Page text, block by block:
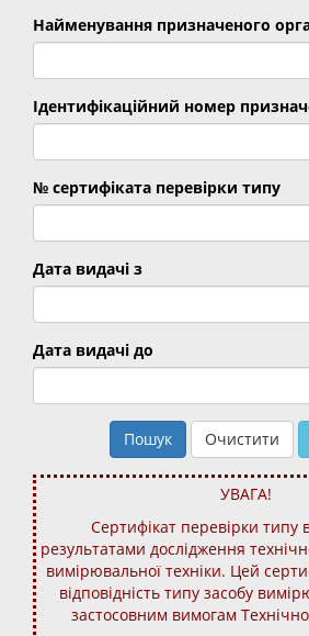
Найменування призначеного
Ідентифікаційний номер
№ сертифіката перевірки типу
Дата видачі з
Дата видачі до
Пошук Очистити
УВАГА!
Сертифікат перевірки типу
результатами дослідження
вимірювальної техніки. Цей
відповідність типу засобу
застосовним вимогам